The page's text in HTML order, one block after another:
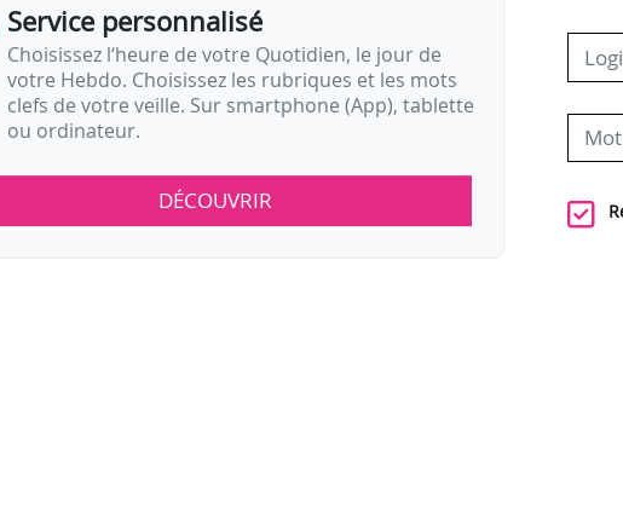
Service personnalisé
Choisissez l‘heure de votre Quotidien, le jour de
votre Hebdo. Choisissez les rubriques et les mots
clefs de votre veille. Sur smartphone (App), tablette
ou ordinateur.
DÉCOUVRIR